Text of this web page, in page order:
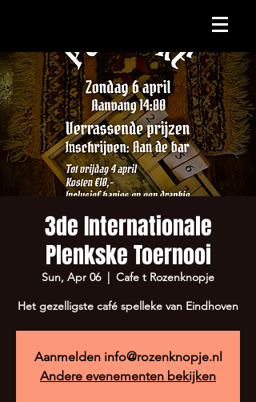
3de Internationale
Plenkske Toernooi
Sun, Apr 06
  |
Cafe t Rozenknopje
Het gezelligste café spelleke van Eindhoven
Aanmelden info@rozenknopje.nl
Andere evenementen bekijken